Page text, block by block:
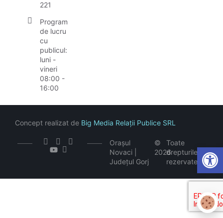
221
Program
de lucru
cu
publicul:
luni -
vineri
08:00 -
16:00
Orașul
Novaci |
Județul Gorj
©
2026
Toate
drepturile
rezervate
Concept realizat de Big Media Relații Publice SRL